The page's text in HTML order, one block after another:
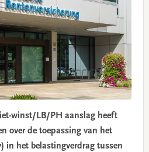
winst/LB/PH aanslag heeft
over de toepassing van het
in het belastingverdrag tussen